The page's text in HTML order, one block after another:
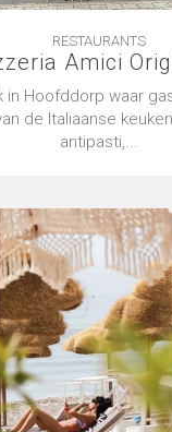
RESTAURANTS
Amici
in Hoofddorp waar
de Italiaanse
antipasti,...